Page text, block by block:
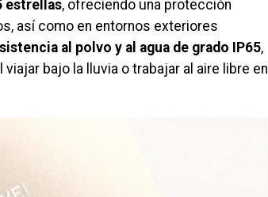
estrellas, ofreciendo una protección
así como en entornos exteriores
al polvo y al agua de grado IP65,
bajo la lluvia o trabajar al aire libre en